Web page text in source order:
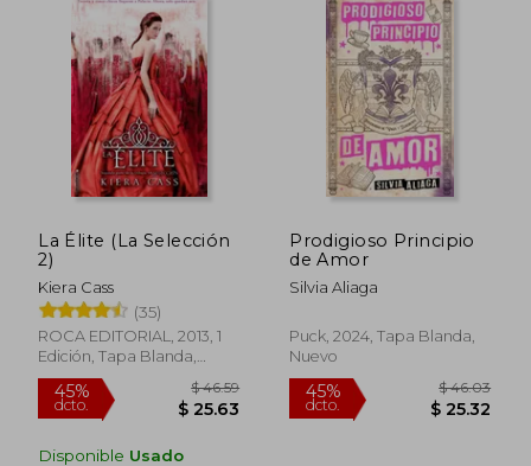
45%
dcto. $ 23.85
40%
dcto.
La Élite (La Selección
2)
Kiera Cass
(35)
ROCA EDITORIAL, 2013, 1
Edición, Tapa Blanda,
Nuevo
Disponible Usado
Prodigioso Principio
de Amor
Silvia Aliaga
Puck, 2024, Tapa Blanda,
Nuevo